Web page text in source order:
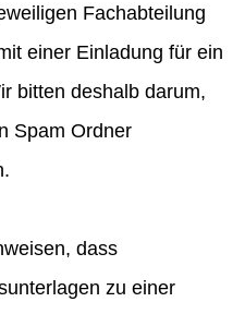
Fachabteilung
einer Einladung für ein
bitten deshalb darum,
Spam Ordner
dass
zu einer